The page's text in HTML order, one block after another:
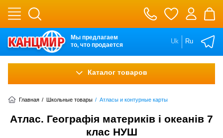
Мы предлагаем
то, что продается
Uk Ru
Каталог товаров
Главная / Школьные товары / Атласы и контурные карты
Атлас. Географiя материкiв i океанiв 7
клас НУШ